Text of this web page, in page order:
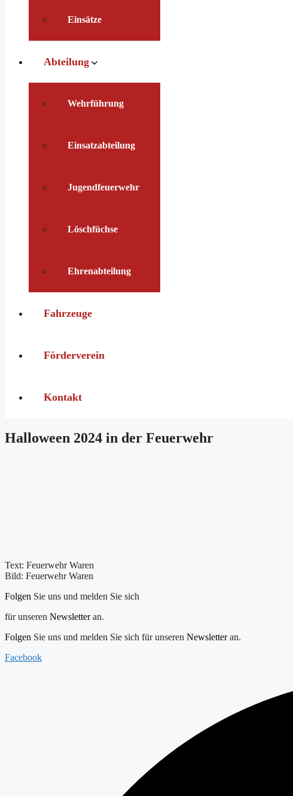
Einsätze
Abteilung
Wehrführung
Einsatzabteilung
Jugendfeuerwehr
Löschfüchse
Ehrenabteilung
Fahrzeuge
Förderverein
Kontakt
Halloween 2024 in der Feuerwehr
Text: Feuerwehr Waren
Bild: Feuerwehr Waren
Folgen Sie uns und melden Sie sich
für unseren Newsletteran.
Folgen Sie uns und melden Sie sich für unseren Newsletteran.
Facebook